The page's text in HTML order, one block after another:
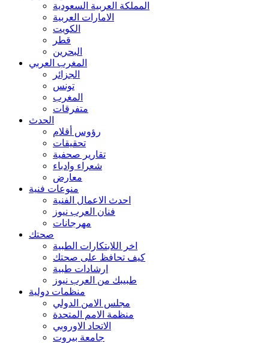
المملكة العربية السعودية
الامارات العربية
الكويت
قطر
البحرين
المغرب العربي
الجزائر
تونس
المغرب
متفرقات
الحدث
رؤوس أقلام
تحقيقات
تقارير صحفية
شعراء وادباء
معارض
منوعات فنية
احدث الاعمال الفنية
فنان العرب نيوز
مهرجانات
صحتك
اخر اللابتكارات الطبية
كيف تحافظ على صحتك
ارشادات طبية
طبيبك من العرب نيوز
منظمات دولية
مجلس الامن الدولي
منظمة الامم المتحدة
الاتحاد الاوروبي
جامعة بيروت